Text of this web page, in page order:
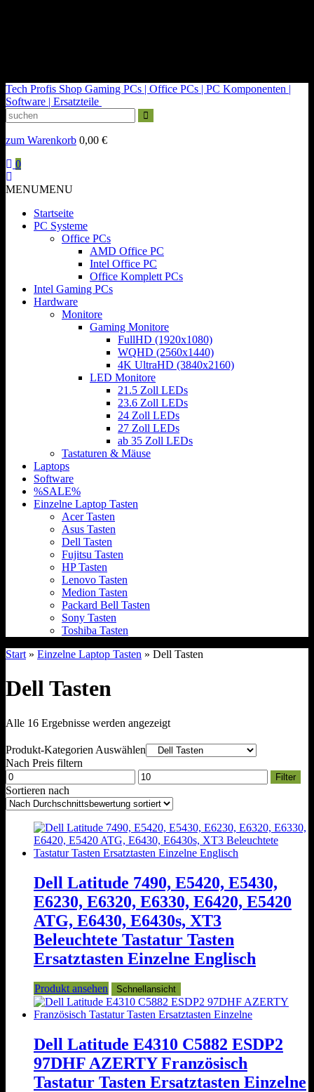
Tech Profis Shop Gaming PCs | Office PCs | PC Komponenten |
Software | Ersatzteile
zum Warenkorb 0,00 €
0
MENUMENU
Startseite
PC Systeme
Office PCs
AMD Office PC
Intel Office PC
Office Komplett PCs
Intel Gaming PCs
Hardware
Monitore
Gaming Monitore
FullHD (1920x1080)
WQHD (2560x1440)
4K UltraHD (3840x2160)
LED Monitore
21.5 Zoll LEDs
23.6 Zoll LEDs
24 Zoll LEDs
27 Zoll LEDs
ab 35 Zoll LEDs
Tastaturen & Mäuse
Laptops
Software
%SALE%
Einzelne Laptop Tasten
Acer Tasten
Asus Tasten
Dell Tasten
Fujitsu Tasten
HP Tasten
Lenovo Tasten
Medion Tasten
Packard Bell Tasten
Sony Tasten
Toshiba Tasten
Start » Einzelne Laptop Tasten » Dell Tasten
Dell Tasten
Alle 16 Ergebnisse werden angezeigtNach
sortiert
Produkt-Kategorien Auswählen
Nach Preis filtern
Min.
Preis
Max.
Preis
Filter
Sortieren nach
Dell Latitude 7490, E5420, E5430,
E6230, E6320, E6330, E6420, E5420
ATG, E6430, E6430s, XT3
Beleuchtete Tastatur Tasten
Ersatztasten Einzelne Englisch
Produkt ansehen Schnellansicht
Dell Latitude E4310 C5882 ESDP2
97DHF AZERTY Französisch
Tastatur Tasten Ersatztasten Einzelne